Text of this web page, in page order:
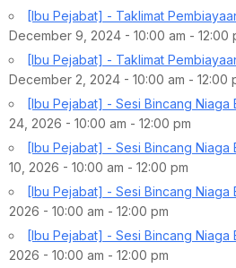
[Ibu Pejabat] - Taklimat
December 9, 2024 - 10:00 am - 12:00
[Ibu Pejabat] - Taklimat
December 2, 2024 - 10:00 am - 12:00
[Ibu Pejabat] - Sesi Bincang Niaga
24, 2026 - 10:00 am - 12:00 pm
[Ibu Pejabat] - Sesi Bincang Niaga
10, 2026 - 10:00 am - 12:00 pm
[Ibu Pejabat] - Sesi Bincang Niaga
2026 - 10:00 am - 12:00 pm
[Ibu Pejabat] - Sesi Bincang Niaga
2026 - 10:00 am - 12:00 pm